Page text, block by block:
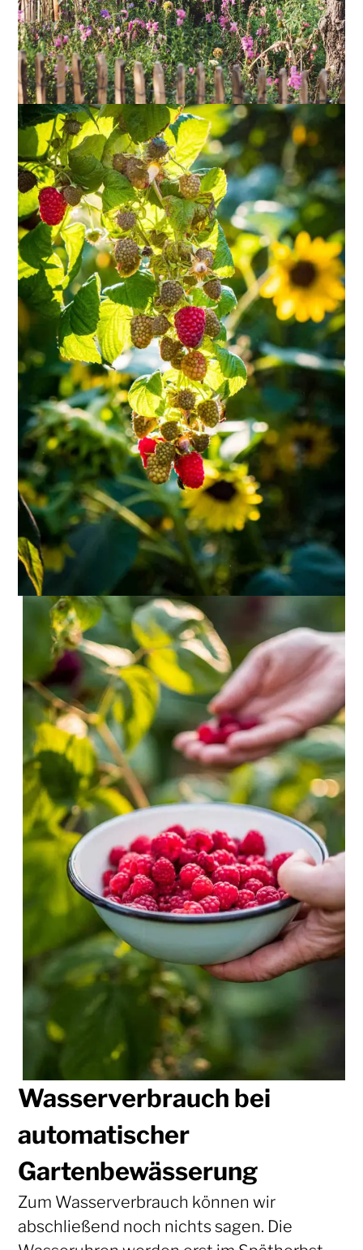
Wasserverbrauch bei
automatischer
Gartenbewässerung
Zum Wasserverbrauch können wir
abschließend noch nichts sagen. Die